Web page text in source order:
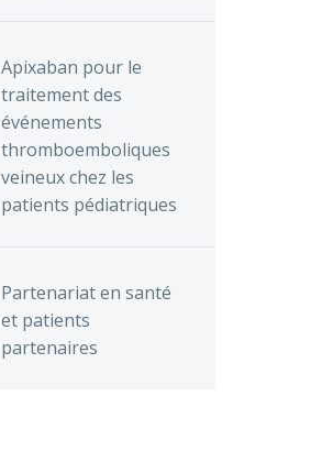
Apixaban pour le
traitement des
événements
thromboemboliques
veineux chez les
patients pédiatriques
Partenariat en santé
et patients
partenaires